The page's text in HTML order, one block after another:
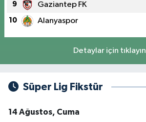
9 Gaziantep FK
10 Alanyaspor
Detaylar için tıklayın
Süper Lig Fikstür
14 Ağustos, Cuma